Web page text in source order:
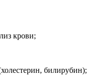
крови;
билирубин);